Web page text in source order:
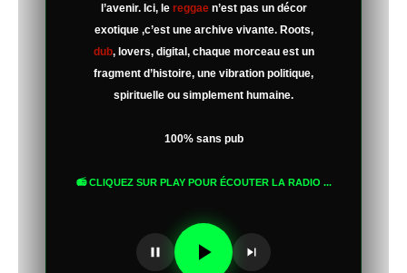
l’avenir. Ici, le reggaen’est pas un décor
exotique ,c’est une archive vivante. Roots,
dub, lovers, digital, chaque morceau est un
fragment d’histoire, une vibration politique,
spirituelle ou simplement humaine.
100% sans pub
📻 CLIQUEZ SUR PLAY POUR ÉCOUTER LA RADIO ...